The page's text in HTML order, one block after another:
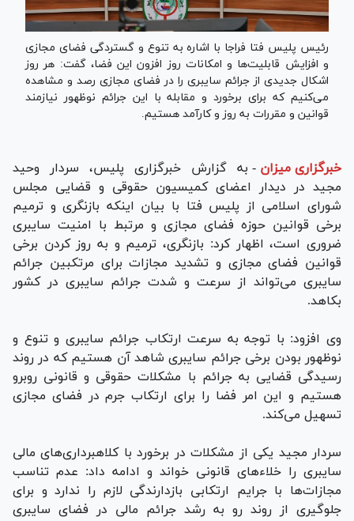
رئیس پلیس فتا فراجا با اشاره به تنوع و گستردگی فضای مجازی
و افزایش قابلیت‌ها و امکانات روز افزون این فضا، گفت: هر روز
اشکال جدیدی از جرائم سایبری را در فضای مجازی رصد و مشاهده
می‌کنیم که برای برخورد و مقابله با این جرائم نوظهور نیازمند
قوانین و مقررات به روز و کارآمد هستیم.
خبرگزاری میزان - به گزارش خبرگزاری پلیس، سردار وحید
مجید در دیدار اعضای کمیسیون حقوقی و قضایی مجلس
شورای اسلامی از پلیس فتا با بیان اینکه بازنگری و ترمیم
برخی قوانین حوزه فضای مجازی و مرتبط با امنیت سایبری
ضروری است، اظهار کرد: بازنگری، ترمیم و به روز کردن برخی
قوانین فضای مجازی و تشدید مجازات برای مرتکبین جرائم
سایبری می‌تواند از سرعت و شدت جرائم سایبری در کشور
بکاهد.
وی افزود: با توجه به سرعت ارتکاب جرائم سایبری و تنوع و
نوظهور بودن برخی جرائم سایبری شاهد آن هستیم که در روند
رسیدگی قضایی به جرائم با مشکلات حقوقی و قانونی روبرو
هستیم و این امر فضا را برای ارتکاب جرم در فضای مجازی
تسهیل می‌کند.
سردار مجید یکی از مشکلات در برخورد با کلاهبرداری‌های مالی
سایبری را خلاء‌های قانونی خواند و ادامه داد: عدم تناسب
مجازات‌ها با جرایم ارتکابی بازدارندگی لازم را ندارد و برای
جلوگیری از روند رو به رشد جرائم مالی در فضای سایبری